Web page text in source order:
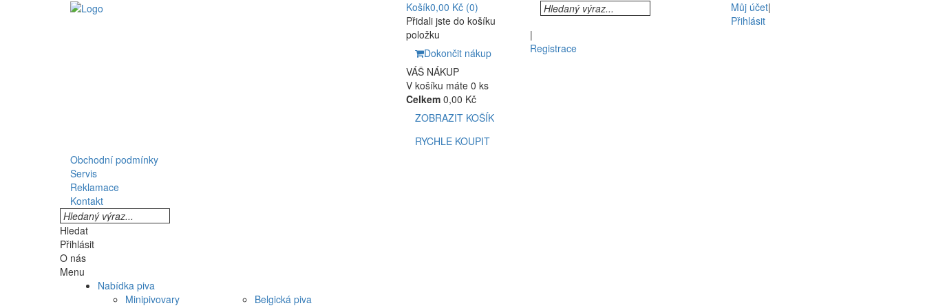
Košík0,00 Kč (0)
Přidali jste do košíku
položku
Dokončit nákup
VÁŠ NÁKUP
V košíku máte 0 ks
Celkem 0,00 Kč
ZOBRAZIT KOŠÍK
RYCHLE KOUPIT
Můj účet|
Přihlásit
|
Registrace
Obchodní podmínky
Servis
Reklamace
Kontakt
Hledat
Přihlásit
O nás
Menu
Nabídka piva
Minipivovary
Belgická piva